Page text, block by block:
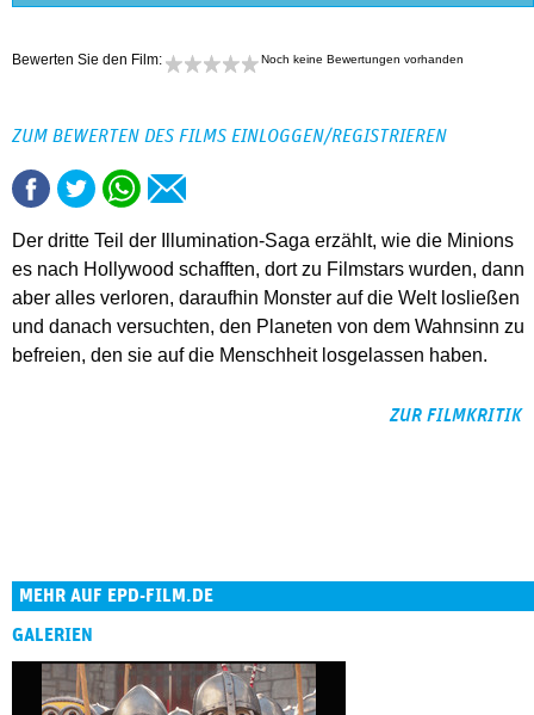
Bewerten Sie den Film: Noch keine Bewertungen vorhanden
ZUM BEWERTEN DES FILMS EINLOGGEN/REGISTRIEREN
Der dritte Teil der Illumination-Saga erzählt, wie die Minions
es nach Hollywood schafften, dort zu Filmstars wurden, dann
aber alles verloren, daraufhin Monster auf die Welt losließen
und danach versuchten, den Planeten von dem Wahnsinn zu
befreien, den sie auf die Menschheit losgelassen haben.
ZUR FILMKRITIK
MEHR AUF EPD-FILM.DE
GALERIEN